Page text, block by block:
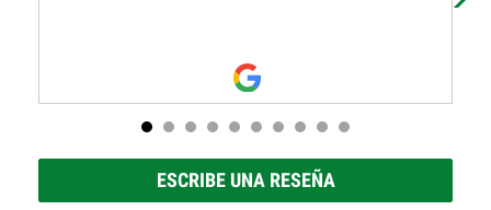
ESCRIBE UNA RESEÑA